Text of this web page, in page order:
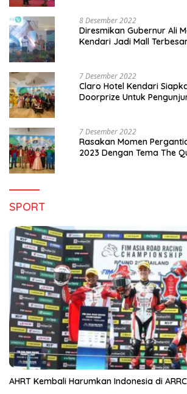
8 Desember 2022
Diresmikan Gubernur Ali
Kendari Jadi Mall
7 Desember 2022
Claro Hotel Kendari
Doorprize Untuk
7 Desember 2022
Rasakan Momen
2023 Dengan Tema The
SPORT
AHRT Kembali Harumkan Indonesia di